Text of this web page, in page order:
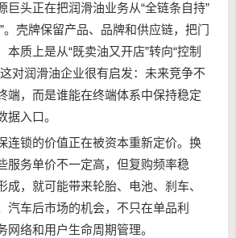
头正在把润滑油业务从“全链条自持”
。壳牌保留产品、品牌和供应链，把门
本质上是从“既卖油又开店”转向“控制
对润滑油企业很有启发：未来竞争不
端，而是谁能在终端体系中保持稳定
据入口。
锁的价值正在被资本重新定价。换
服务单价不一定高，但复购频率稳
成，就可能带来轮胎、电池、刹车、
汽车后市场的机会，不只在单品利
网络和用户生命周期管理。